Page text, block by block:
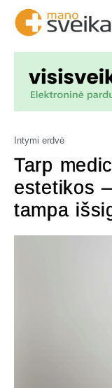
Intymi erdvė
Tarp
estetikos
tampa